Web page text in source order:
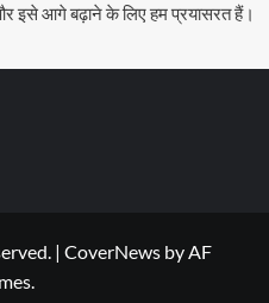
इसे आगे बढ़ाने के लिए हम प्रयासरत हैं।
| CoverNews by AF